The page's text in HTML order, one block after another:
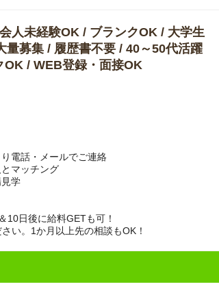
人未経験OK / ブランクOK / 大学生
量募集 / 履歴書不要 / 40～50代活躍
OK / WEB登録・面接OK
電話・メールでご連絡
マッチング
学
日後に給料GETも可！
い。1か月以上先の相談もOK！